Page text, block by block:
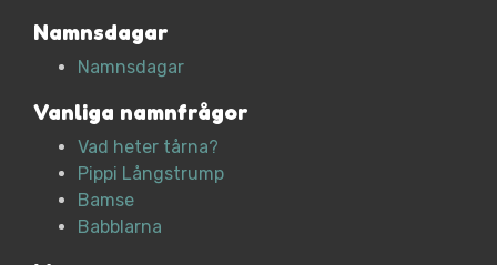
Namnsdagar
Namnsdagar
Vanliga namnfrågor
Vad heter tårna?
Pippi Långstrump
Bamse
Babblarna